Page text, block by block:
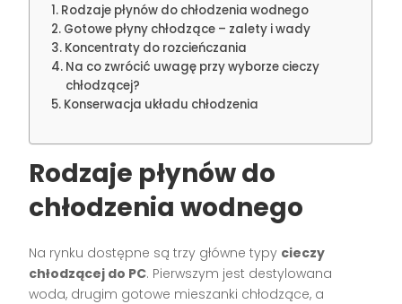
Rodzaje płynów do chłodzenia wodnego
Gotowe płyny chłodzące – zalety i wady
Koncentraty do rozcieńczania
Na co zwrócić uwagę przy wyborze cieczy
chłodzącej?
Konserwacja układu chłodzenia
Rodzaje płynów do
chłodzenia wodnego
Na rynku dostępne są trzy główne typy cieczy
chłodzącej do PC. Pierwszym jest destylowana
woda, drugim gotowe mieszanki chłodzące, a